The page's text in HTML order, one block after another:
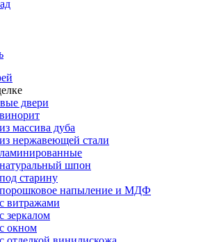
двери
массива дуба
нержавеющей стали
шпон
старину
напыление и МДФ
витражами
зеркалом
окном